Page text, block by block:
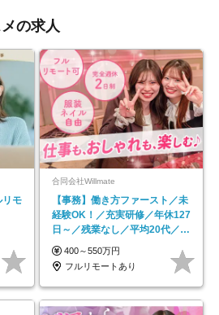
の求人
リモ
合同会社Willmate
【事務】働き方ファースト／未
経験OK！／充実研修／年休127
日～／残業なし／平均20代／リ
モートOK
400～550万円
フルリモートあり